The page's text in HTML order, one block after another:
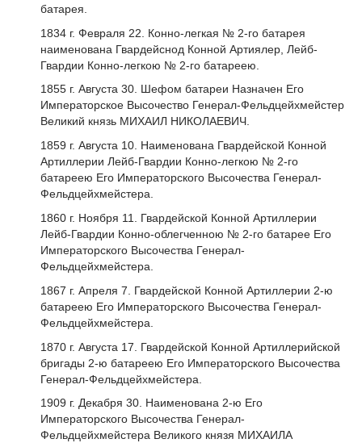
батарея.
1834 г. Февраля 22. Конно-легкая № 2-го батарея
наименована Гвардейснод Конной Артиялер, Лейб-
Гвардии Конно-легкою № 2-го батареею.
1855 г. Августа 30. Шефом батареи Назначен Его
Императорское Высочество Генерал-Фельдцейхмейстер
Великий князь МИХАИЛ НИКОЛАЕВИЧ.
1859 г. Августа 10. Наименована Гвардейской Конной
Артиллерии Лейб-Гвардии Конно-легкою № 2-го
батареею Его Императорского Высочества Генерал-
Фельдцейхмейстера.
1860 г. Ноября 11. Гвардейской Конной Артиллерии
Лейб-Гвардии Конно-облегченною № 2-го батарее Его
Императорского Высочества Генерал-
Фельдцейхмейстера.
1867 г. Апреля 7. Гвардейской Конной Артиллерии 2-ю
батареею Его Императорского Высочества Генерал-
Фельдцейхмейстера.
1870 г. Августа 17. Гвардейской Конной Артиллерийской
бригады 2-ю батареею Его Императорского Высочества
Генерал-Фельдцейхмейстера.
1909 г. Декабря 30. Наименована 2-ю Его
Императорского Высочества Генерал-
Фельдцейхмейстера Великого князя МИХАИЛА